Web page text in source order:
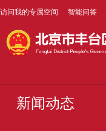
访问我的专属空间 智能问答
新闻动态